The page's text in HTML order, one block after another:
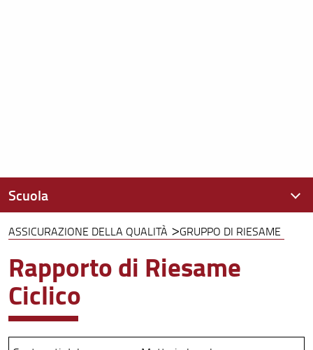
ASSICURAZIONE DELLA QUALITÀ GRUPPO DI RIESAME
Rapporto di Riesame
Ciclico
Scuola
Presentazione
Assicurazione della Qualità
Organizzazione
Persone